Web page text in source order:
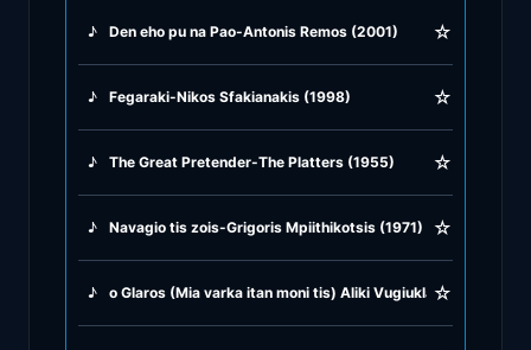
♪ Den eho pu na Pao-Antonis Remos (2001) ☆
♪ Fegaraki-Nikos Sfakianakis (1998) ☆
♪ The Great Pretender-The Platters (1955) ☆
♪ Navagio tis zois-Grigoris Mpiithikotsis (1971) ☆
♪ o Glaros (Mia varka itan moni tis) Aliki Vugiuklaki & Manos
☆
♪ Greek Traditional
♪ Greek Tsifteteli
♪ Greek Zeibekiko
♪ Instrumentals
♪ Jazz & Swing